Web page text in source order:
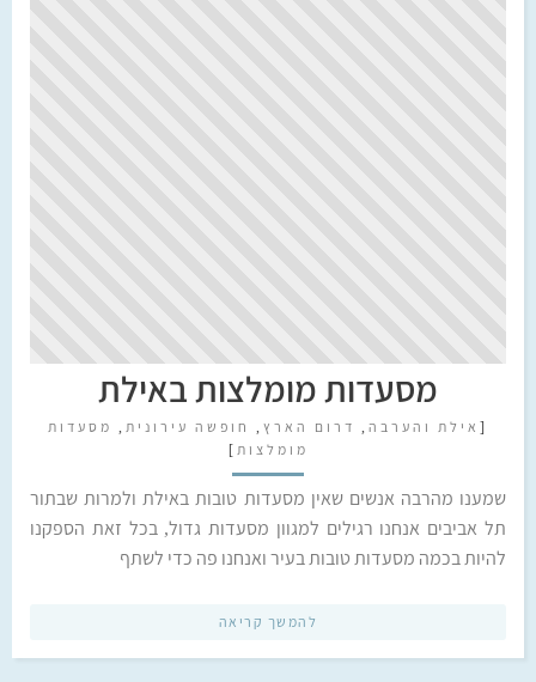
מסעדות מומלצות באילת
[ אילת והערבה , דרום הארץ , חופשה עירונית , מסעדות
מומלצות ]
שמענו מהרבה אנשים שאין מסעדות טובות באילת ולמרות שבתור
תל אביבים אנחנו רגילים למגוון מסעדות גדול, בכל זאת הספקנו
להיות בכמה מסעדות טובות בעיר ואנחנו פה כדי לשתף
להמשך קריאה